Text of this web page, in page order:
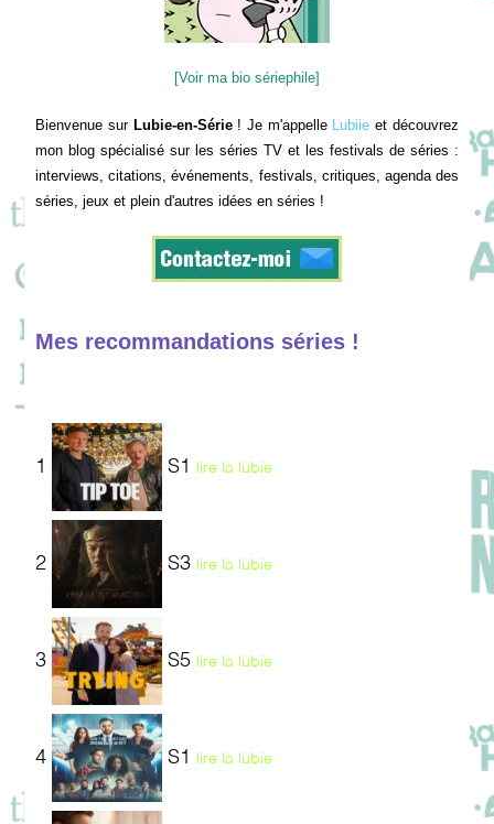
[Voir ma bio sériephile]
Bienvenue sur Lubie-en-Série! Je m'appelle Lubiie et découvrez
mon blog spécialisé sur les séries TV et les festivals de séries :
interviews, citations, événements, festivals, critiques, agenda des
séries, jeux et plein d'autres idées en séries !
Mes recommandations séries !
1 S1 lire la lubie
2 S3 lire la lubie
3 S5 lire la lubie
4 S1 lire la lubie